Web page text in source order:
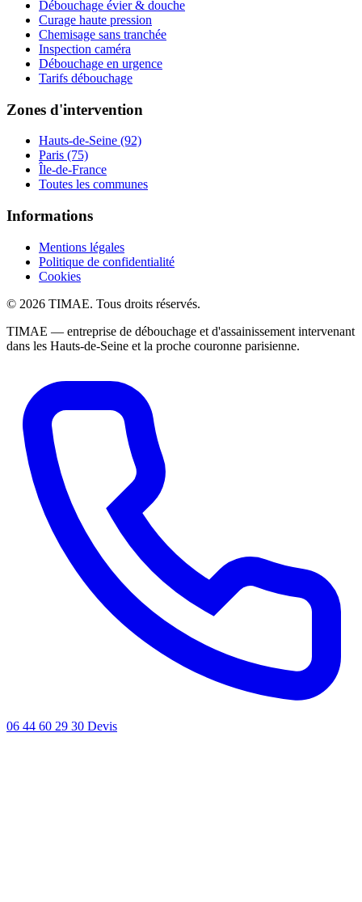
Débouchage évier & douche
Curage haute pression
Chemisage sans tranchée
Inspection caméra
Débouchage en urgence
Tarifs débouchage
Zones d'intervention
Hauts-de-Seine (92)
Paris (75)
Île-de-France
Toutes les communes
Informations
Mentions légales
Politique de confidentialité
Cookies
© 2026 TIMAE. Tous droits réservés.
TIMAE — entreprise de débouchage et d'assainissement intervenant
dans les Hauts-de-Seine et la proche couronne parisienne.
06 44 60 29 30 Devis